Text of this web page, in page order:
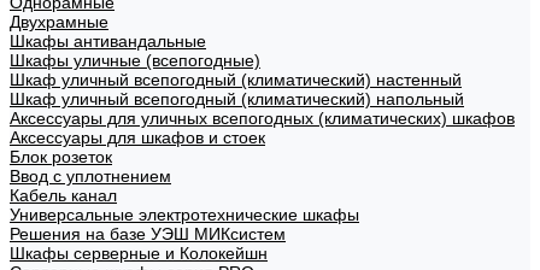
Двухрамные
Шкафы антивандальные
Шкафы уличные (всепогодные)
Шкаф уличный всепогодный (климатический) настенный
Шкаф уличный всепогодный (климатический) напольный
Аксессуары для уличных всепогодных (климатических) шкафов
Аксессуары для шкафов и стоек
Блок розеток
Ввод с уплотнением
Кабель канал
Универсальные электротехнические шкафы
Решения на базе УЭШ МИКсистем
Шкафы серверные и Колокейшн